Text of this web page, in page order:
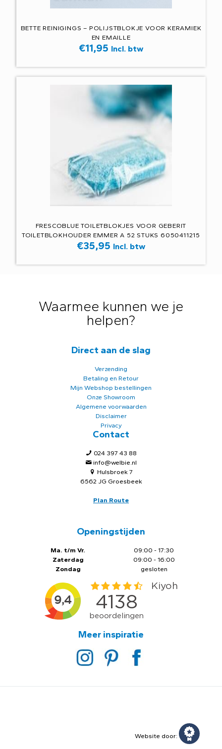
BETTE REINIGINGS – POLIJSTBLOKJE VOOR KERAMIEK
EN EMAILLE
€11,95 Incl. btw
FRESCOBLUE TOILETBLOKJES VOOR GEBERIT
TOILETBLOKHOUDER EMMER A 52 STUKS 6050411215
€35,95 Incl. btw
Waarmee kunnen we je
helpen?
Direct aan de slag
Verzending
Betaling en Retour
Mijn Webshop bestellingen
Onze Showroom
Algemene voorwaarden
Disclaimer
Privacy
Contact
024 397 43 88
info@welbie.nl
Hulsbroek 7
6562 JG Groesbeek
Plan Route
Openingstijden
Ma. t/m Vr.
Zaterdag
Zondag
09:00 - 17:30
09:00 - 16:00
gesloten
Meer inspiratie
Website door: